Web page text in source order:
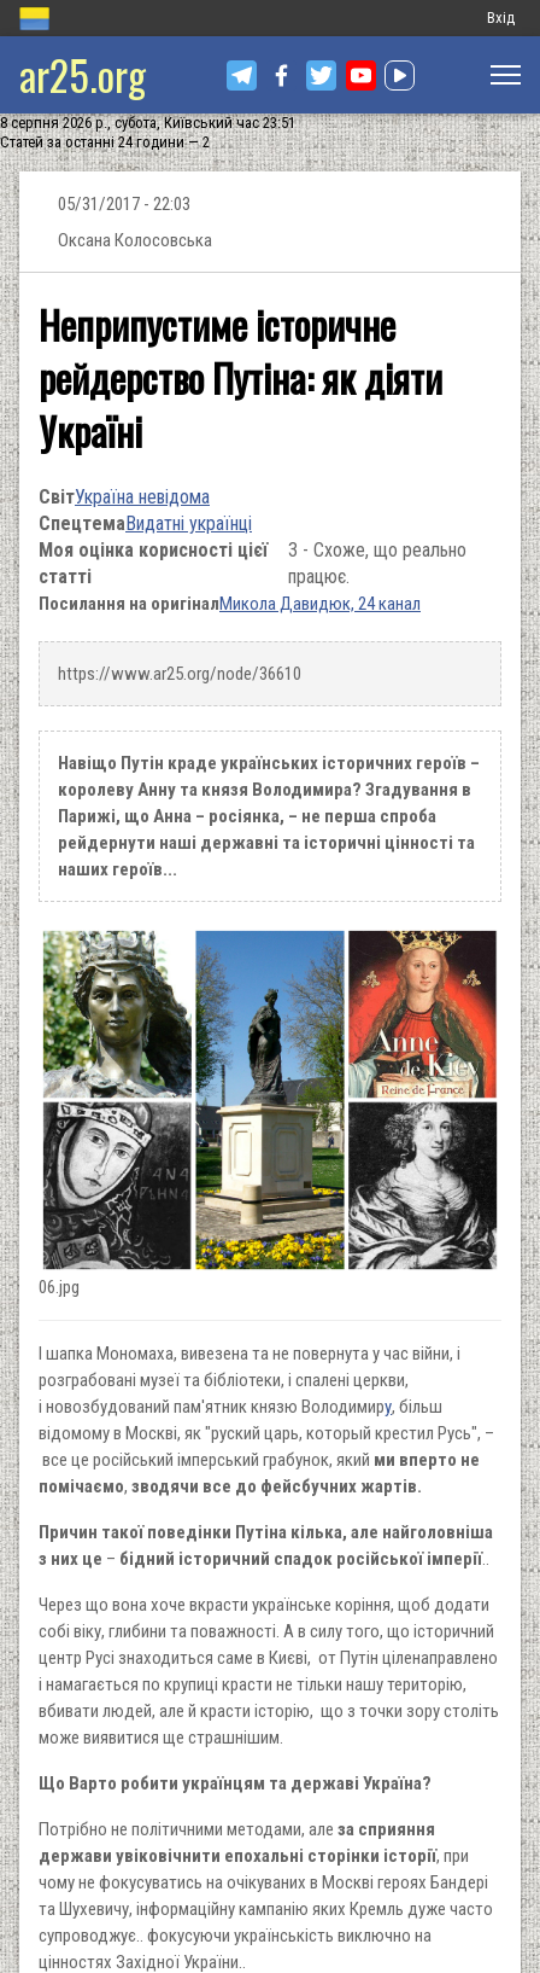
Меню
запису
Вхід
ar25.org
8 серпня 2026 р., субота, Київський час 23:51
Статей за останні 24 години — 2
05/31/2017 - 22:03
Оксана Колосовська
Неприпустиме історичне
рейдерство Путіна: як діяти
Україні
СвітУкраїна невідома
СпецтемаВидатні українці
Моя оцінка корисності цієї
статті
3 - Схоже, що реально
працює.
Посилання на оригіналМикола Давидюк, 24 канал
https://www.ar25.org/node/36610
Навіщо Путін краде українських історичних героїв –
королеву Анну та князя Володимира? Згадування в
Парижі, що Анна – росіянка, – не перша спроба
рейдернути наші державні та історичні цінності та
наших героїв...
06.jpg
І шапка Мономаха, вивезена та не повернута у час війни, і
розграбовані музеї та бібліотеки, і спалені церкви,
і новозбудований пам'ятник князю Володимиру, більш
відомому в Москві, як "руский царь, который крестил Русь", –
все це російський імперський грабунок, який ми вперто не
помічаємо, зводячи все до фейсбучних жартів.
Причин такої поведінки Путіна кілька, але найголовніша
з них це – бідний історичний спадок російської імперії..
Через що вона хоче вкрасти українське коріння, щоб додати
собі віку, глибини та поважності. А в силу того, що історичний
центр Русі знаходиться саме в Києві, от Путін ціленаправлено
і намагається по крупиці красти не тільки нашу територію,
вбивати людей, але й красти історію, що з точки зору століть
може виявитися ще страшнішим.
Що Варто робити українцям та державі Україна?
Потрібно не політичними методами, але за сприяння
держави увіковічнити епохальні сторінки історії, при
чому не фокусуватись на очікуваних в Москві героях Бандері
та Шухевичу, інформаційну кампанію яких Кремль дуже часто
супроводжує.. фокусуючи українськість виключно на
цінностях Західної України..